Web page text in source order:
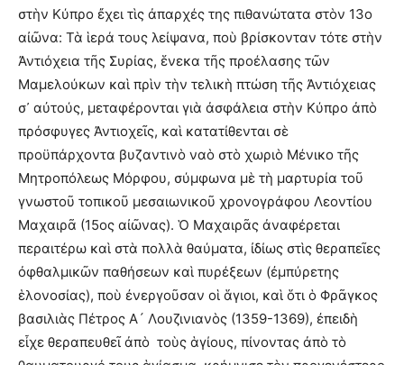
στὴν Κύπρο ἔχει τὶς ἀπαρχές της πιθανώτατα στὸν 13ο
αἰῶνα: Τὰ ἱερά τους λείψανα, ποὺ βρίσκονταν τότε στὴν
Ἀντιόχεια τῆς Συρίας, ἕνεκα τῆς προέλασης τῶν
Μαμελούκων καὶ πρὶν τὴν τελικὴ πτώση τῆς Ἀντιόχειας
σ᾽ αὐτούς, μεταφέρονται γιὰ ἀσφάλεια στὴν Κύπρο ἀπὸ
πρόσφυγες Ἀντιοχεῖς, καὶ κατατίθενται σὲ
προϋπάρχοντα βυζαντινὸ ναὸ στὸ χωριὸ Μένικο τῆς
Μητροπόλεως Μόρφου, σύμφωνα μὲ τὴ μαρτυρία τοῦ
γνωστοῦ τοπικοῦ μεσαιωνικοῦ χρονογράφου Λεοντίου
Μαχαιρᾶ (15ος αἰῶνας). Ὁ Μαχαιρᾶς ἀναφέρεται
περαιτέρω καὶ στὰ πολλὰ θαύματα, ἰδίως στὶς θεραπεῖες
ὀφθαλμικῶν παθήσεων καὶ πυρέξεων (ἐμπύρετης
ἑλονοσίας), ποὺ ἐνεργοῦσαν οἱ ἅγιοι, καὶ ὅτι ὁ Φρᾶγκος
βασιλιὰς Πέτρος Α´ Λουζινιανὸς (1359-1369), ἐπειδὴ
εἶχε θεραπευθεῖ ἀπὸ τοὺς ἁγίους, πίνοντας ἀπὸ τὸ